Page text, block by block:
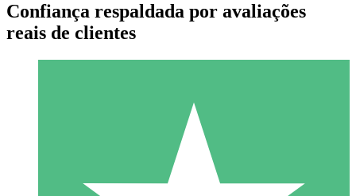
Pacotes de Créditos Individuais
Pague conforme o uso com créditos de download. Sem
Confiança respaldada por avaliações
reais de clientes